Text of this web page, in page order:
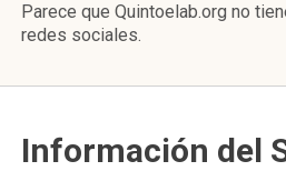
Parece que Quintoelab.org no
redes sociales.
Información del